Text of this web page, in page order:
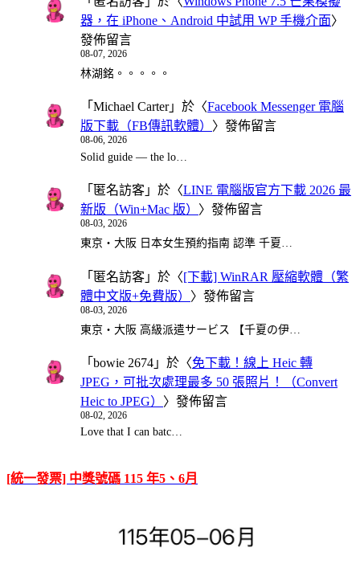
器，在 iPhone、Android 中試用 WP 手機介面〉
發佈留言
08-07, 2026
林湖銘。。。。。
「 Michael Carter」於〈Facebook Messenger 電腦
版下載（FB傳訊軟體）
〉發佈留言
08-06, 2026
Solid guide — the lo…
「 匿名訪客 」於〈LINE 電腦版官方下載 2026 最
新版（Win+Mac 版） 〉發佈留言
08-03, 2026
東京・大阪 日本女生預約指南 認準 千夏…
「 匿名訪客 」於〈[下載] WinRAR 壓縮軟體（繁
體中文版+免費版） 〉發佈留言
08-03, 2026
東京・大阪 高級派遣サービス 【千夏の伊…
「 bowie 2674 」於〈免下載！線上 Heic 轉
JPEG，可批次處理最多 50 張照片！（Convert
Heic to JPEG） 〉發佈留言
08-02, 2026
Love that I can batc…
[統一發票] 中獎號碼 115 年5、6月